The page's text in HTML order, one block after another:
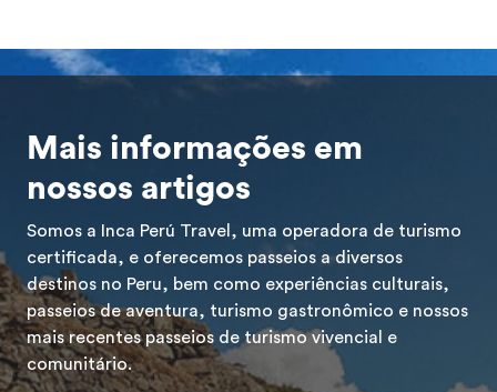
Mais informações em
nossos artigos
Somos a Inca Perú Travel, uma operadora de turismo
certificada, e oferecemos passeios a diversos
destinos no Peru, bem como experiências culturais,
passeios de aventura, turismo gastronômico e nossos
mais recentes passeios de turismo vivencial e
comunitário.